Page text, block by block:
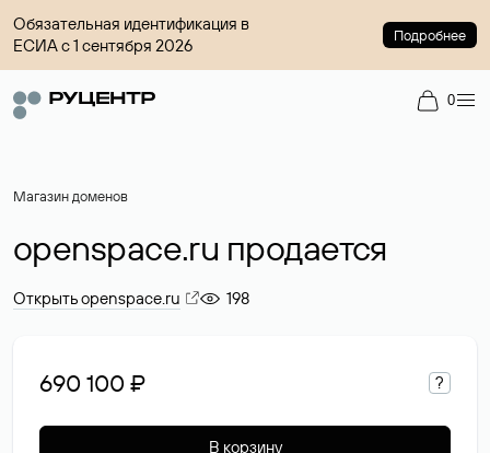
Обязательная идентификация в
ЕСИА с 1 сентября 2026
Подробнее
0
Магазин доменов
openspace.ru продается
Открыть openspace.ru 198
690 100 ₽ ?
В корзину